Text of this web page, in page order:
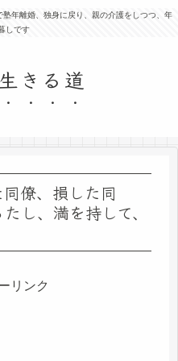
年離婚、独身に戻り、親の介護をしつつ、年
しです
きる道
僚、損した同
し、満を持して、
リンク